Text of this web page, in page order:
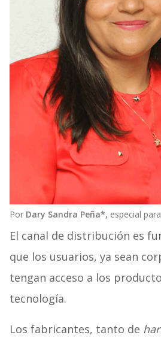
Por Dary Sandra Peña*, especial
El canal de distribución es
que los usuarios, ya sean
tengan acceso a los
tecnología.
Los fabricantes, tanto de